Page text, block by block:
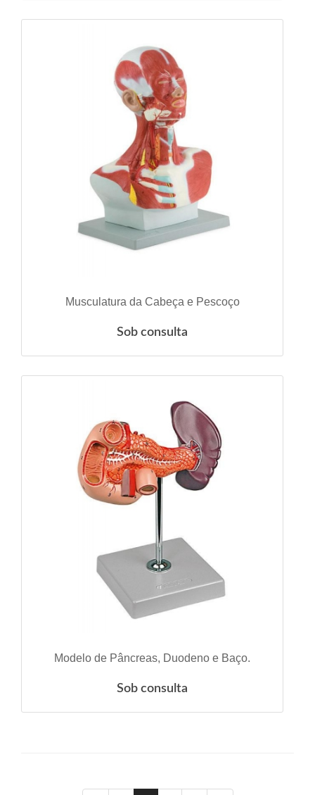
VER DETALHES
Musculatura da Cabeça e Pescoço
Sob consulta
VER DETALHES
Modelo de Pâncreas, Duodeno e Baço.
Sob consulta